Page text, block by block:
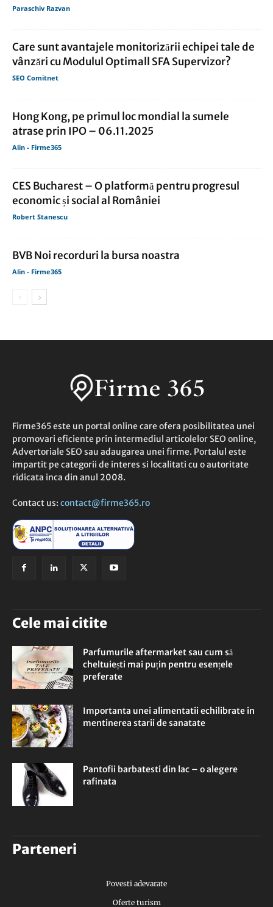
Paraschiv Razvan
Care sunt avantajele monitorizării echipei tale de
vânzări cu Modulul Optimall SFA Supervizor?
SEO Comitnet
Hong Kong, pe primul loc mondial la sumele
atrase prin IPO – 06.11.2025
Alin - Firme365
CES Bucharest – O platformă pentru progresul
economic și social al României
Robert Stanescu
BVB Noi recorduri la bursa noastra
Alin - Firme365
Firme365 este un portal online care ofera posibilitatea unei
promovari eficiente prin intermediul articolelor SEO online,
Advertoriale SEO sau adaugarea unei firme. Portalul este
impartit pe categorii de interes si localitati cu o autoritate
ridicata inca din anul 2008.
Contact us: contact@firme365.ro
Cele mai citite
Parfumurile aftermarket sau cum să
cheltuiești mai puțin pentru esențele
preferate
Importanta unei alimentatii echilibrate in
mentinerea starii de sanatate
Pantofii barbatesti din lac – o alegere
rafinata
Parteneri
Povesti adevarate
Oferte turism